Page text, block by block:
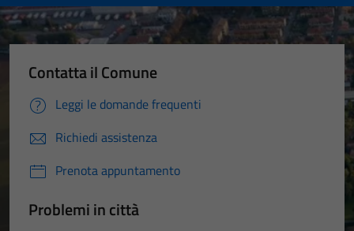
Contatta il Comune
Leggi le domande frequenti
Richiedi assistenza
Prenota appuntamento
Problemi in città